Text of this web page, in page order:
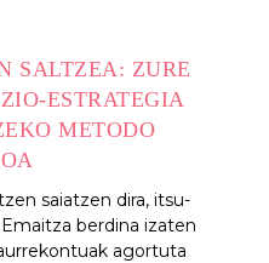
SALTZEA: ZURE
ESTRATEGIA
METODO
saiatzen dira, itsu-
berdina izaten
agortuta